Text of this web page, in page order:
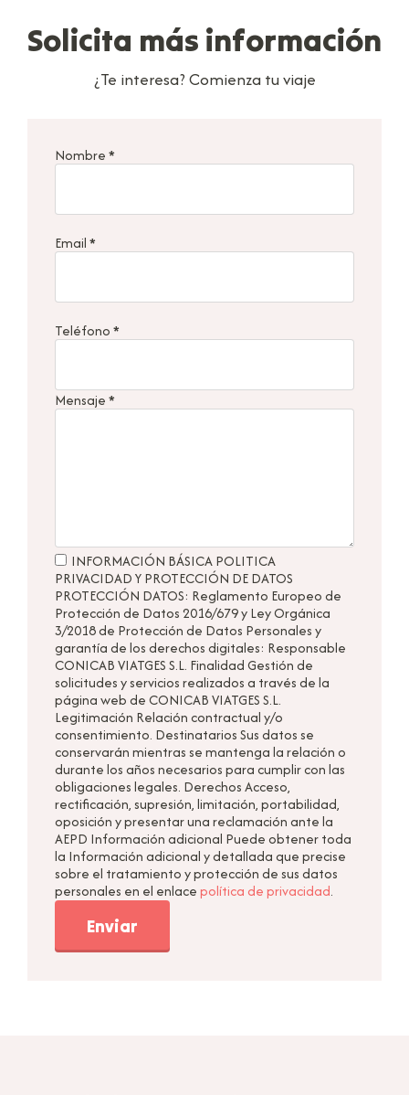
Solicita más información
¿Te interesa? Comienza tu viaje
Nombre*
Email*
Teléfono*
Mensaje*
INFORMACIÓN BÁSICA POLITICA
PRIVACIDAD Y PROTECCIÓN DE DATOS
PROTECCIÓN DATOS: Reglamento Europeo de
Protección de Datos 2016/679 y Ley Orgánica
3/2018 de Protección de Datos Personales y
garantía de los derechos digitales: Responsable
CONICAB VIATGES S.L. Finalidad Gestión de
solicitudes y servicios realizados a través de la
página web de CONICAB VIATGES S.L.
Legitimación Relación contractual y/o
consentimiento. Destinatarios Sus datos se
conservarán mientras se mantenga la relación o
durante los años necesarios para cumplir con las
obligaciones legales. Derechos Acceso,
rectificación, supresión, limitación, portabilidad,
oposición y presentar una reclamación ante la
AEPD Información adicional Puede obtener toda
la Información adicional y detallada que precise
sobre el tratamiento y protección de sus datos
personales en el enlacepolítica de privacidad.
Enviar